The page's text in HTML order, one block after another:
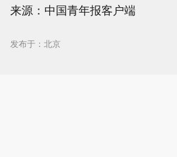
来源：中国青年报客户端
发布于：北京